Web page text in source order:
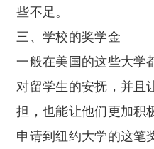
些不足。
三、学校的奖学金
一般在美国的这些大学
对留学生的安抚，并且
担，也能让他们更加积
申请到纽约大学的这笔